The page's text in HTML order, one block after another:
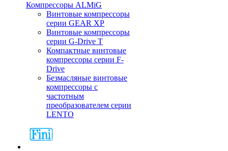
Компрессоры ALMiG
Винтовые компрессоры
серии GEAR XP
Винтовые компрессоры
серии G-Drive T
Компактные винтовые
компрессоры серии F-
Drive
Безмасляные винтовые
компрессоры с
частотным
преобразователем серии
LENTO